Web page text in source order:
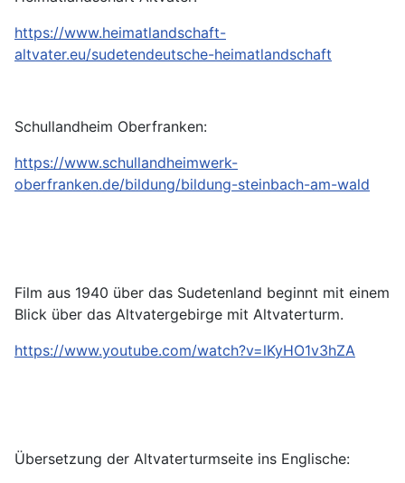
https://www.heimatlandschaft-
altvater.eu/sudetendeutsche-heimatlandschaft
Schullandheim Oberfranken:
https://www.schullandheimwerk-
oberfranken.de/bildung/bildung-steinbach-am-wald
Film aus 1940 über das Sudetenland beginnt mit einem
Blick über das Altvatergebirge mit Altvaterturm.
https://www.youtube.com/watch?v=lKyHO1v3hZA
Übersetzung der Altvaterturmseite ins Englische: